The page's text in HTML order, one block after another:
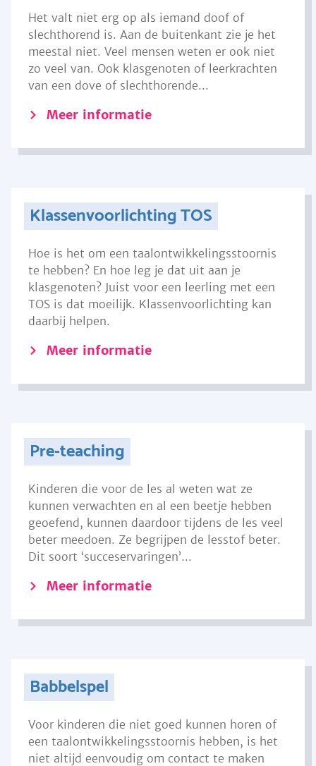
Het valt niet erg op als iemand doof of
slechthorend is. Aan de buitenkant zie je het
meestal niet. Veel mensen weten er ook niet
zo veel van. Ook klasgenoten of leerkrachten
van een dove of slechthorende...
Meer informatie
Klassenvoorlichting TOS
Hoe is het om een taalontwikkelingsstoornis
te hebben? En hoe leg je dat uit aan je
klasgenoten? Juist voor een leerling met een
TOS is dat moeilijk. Klassenvoorlichting kan
daarbij helpen.
Meer informatie
Pre-teaching
Kinderen die voor de les al weten wat ze
kunnen verwachten en al een beetje hebben
geoefend, kunnen daardoor tijdens de les veel
beter meedoen. Ze begrijpen de lesstof beter.
Dit soort ‘succeservaringen’...
Meer informatie
Babbelspel
Voor kinderen die niet goed kunnen horen of
een taalontwikkelingsstoornis hebben, is het
niet altijd eenvoudig om contact te maken